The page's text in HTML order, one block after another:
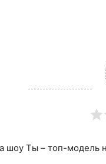
шоу Ты – топ-модель